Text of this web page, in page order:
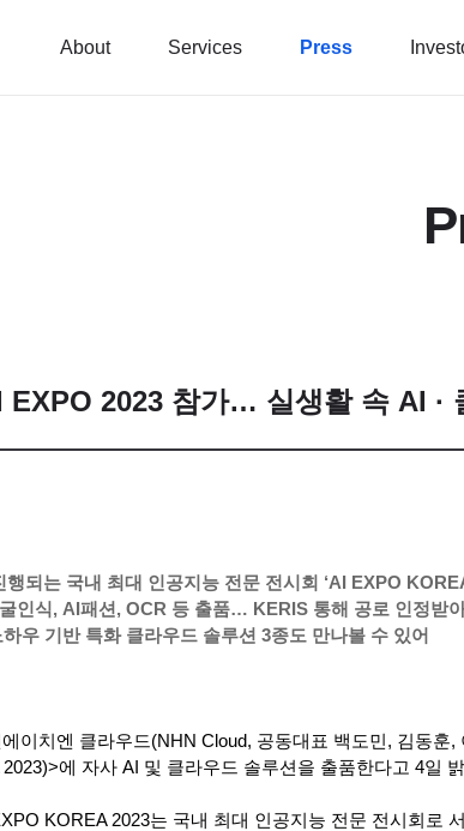
About Services Press
EXPO 2023 참가… 실생활 속 AI ·
되는 국내 최대 인공지능 전문 전시회 ‘AI EXPO
인식, AI패션, OCR 등 출품… KERIS 통해 공로 인정받
우 기반 특화 클라우드 솔루션 3종도 만나볼 수 있어
이치엔 클라우드(NHN Cloud, 공동대표 백도민, 김동훈
에 자사 AI 및 클라우드 솔루션을 출품한다고 4일
KOREA 2023는 국내 최대 인공지능 전문 전시회로